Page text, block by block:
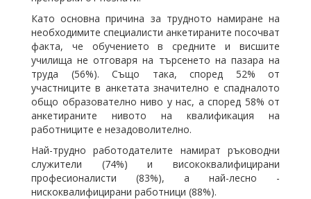
Като основна причина за трудното намиране на
необходимите специалисти анкетираните посочват
факта, че обучението в средните и висшите
училища не отговаря на търсенето на пазара на
труда (56%). Също така, според 52% от
участниците в анкетата значително е спадналото
общо образователно ниво у нас, а според 58% от
анкетираните нивото на квалификация на
работниците е незадоволително.
Най-трудно работодателите намират ръководни
служители (74%) и висококвалифицирани
професионалисти (83%), а най-лесно -
нискоквалифицирани работници (88%).